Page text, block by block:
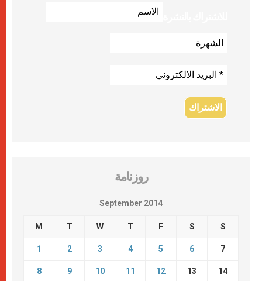
روزنامة
September 2014
M T W T F S S
1 2 3 4 5 6 7
8 9 10 11 12 13 14